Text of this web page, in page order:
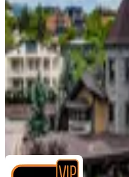
Kayseri,
7+1·630 m²
74.500.000 ₺
ZİRVE VİP YATIRIM &
Ara